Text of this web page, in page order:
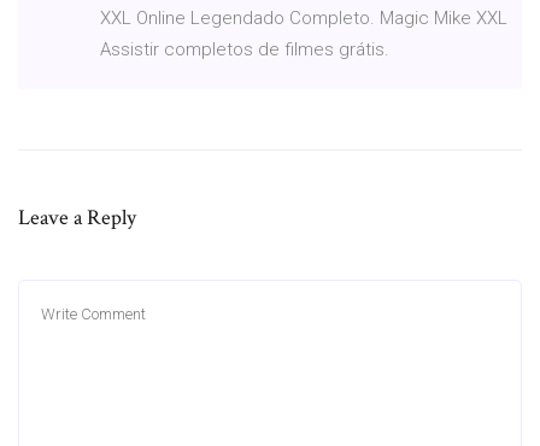
XXL Online Legendado Completo. Magic Mike XXL
Assistir completos de filmes grátis.
Leave a Reply